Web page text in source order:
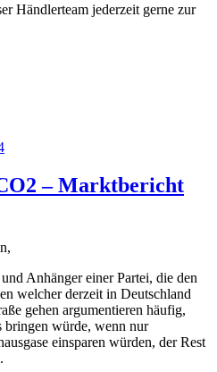
Händlerteam jederzeit gerne zur
– Marktbericht
Anhänger einer Partei, die den
welcher derzeit in Deutschland
gehen argumentieren häufig,
bringen würde, wenn nur
einsparen würden, der Rest